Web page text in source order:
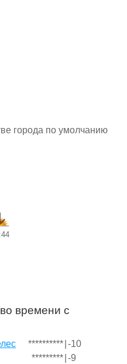
города по умолчанию
времени с
********** -10
********* -9